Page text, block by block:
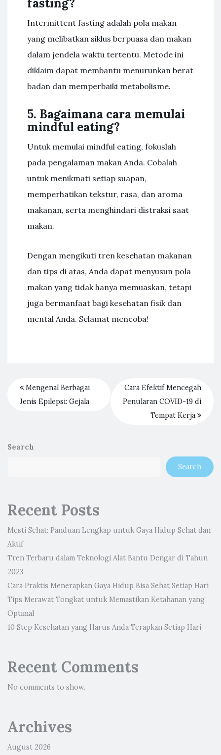
fasting?
Intermittent fasting adalah pola makan
yang melibatkan siklus berpuasa dan makan
dalam jendela waktu tertentu. Metode ini
diklaim dapat membantu menurunkan berat
badan dan memperbaiki metabolisme.
5. Bagaimana cara memulai
mindful eating?
Untuk memulai mindful eating, fokuslah
pada pengalaman makan Anda. Cobalah
untuk menikmati setiap suapan,
memperhatikan tekstur, rasa, dan aroma
makanan, serta menghindari distraksi saat
makan.
Dengan mengikuti tren kesehatan makanan
dan tips di atas, Anda dapat menyusun pola
makan yang tidak hanya memuaskan, tetapi
juga bermanfaat bagi kesehatan fisik dan
mental Anda. Selamat mencoba!
Mengenal Berbagai
Jenis Epilepsi: Gejala
Cara Efektif Mencegah
Penularan COVID-19 di
Tempat Kerja
Search
Search
Recent Posts
Mesti Sehat: Panduan Lengkap untuk Gaya Hidup Sehat dan
Aktif
Tren Terbaru dalam Teknologi Alat Bantu Dengar di Tahun
2023
Cara Praktis Menerapkan Gaya Hidup Bisa Sehat Setiap Hari
Tips Merawat Tongkat untuk Memastikan Ketahanan yang
Optimal
10 Step Kesehatan yang Harus Anda Terapkan Setiap Hari
Recent Comments
No comments to show.
Archives
August 2026